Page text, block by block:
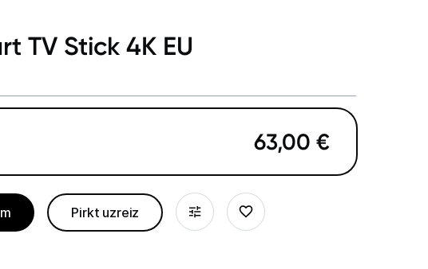
TV Stick 4K EU
63,00 €
Pirkt uzreiz